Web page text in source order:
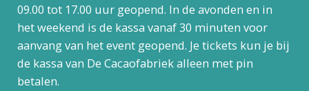
09.00 tot 17.00 uur geopend. In de avonden en in
het weekend is de kassa vanaf 30 minuten voor
aanvang van het event geopend. Je tickets kun je bij
de kassa van De Cacaofabriek alleen met pin
betalen.